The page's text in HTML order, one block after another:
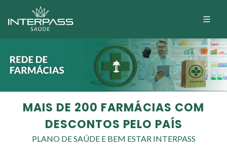
MAIS DE 200 FARMÁCIAS COM
DESCONTOS PELO PAÍS
PLANO DE SAÚDE E BEM ESTAR INTERPASS